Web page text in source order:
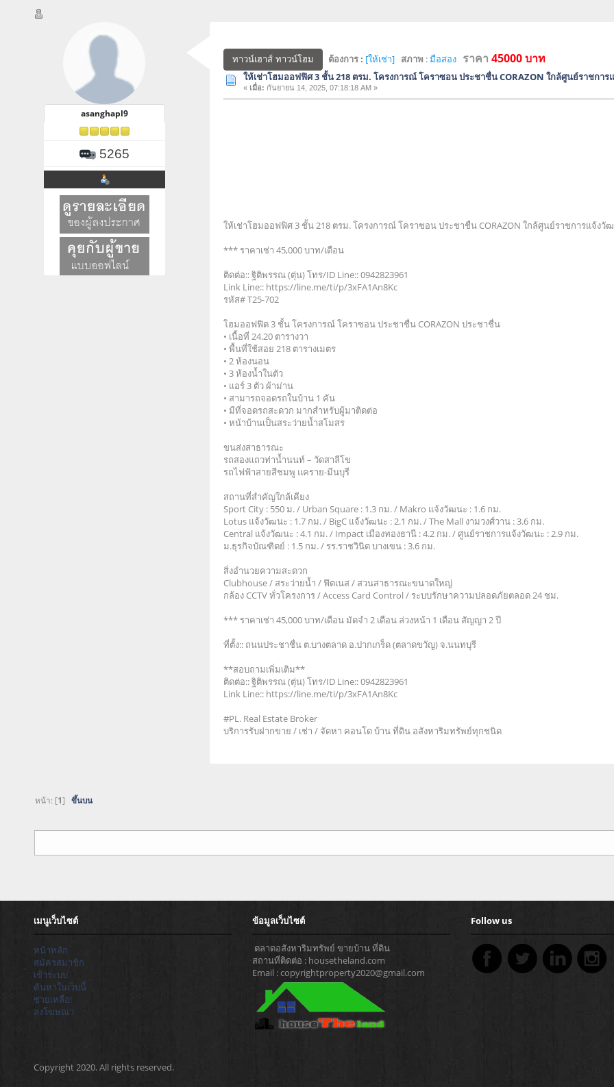
asanghapl9
5265
ทาวน์เฮาส์ ทาวน์โฮม ต้องการ : [ให้เช่า] สภาพ :มือสอง ราคา45000 บาท
ให้เช่าโฮมออฟฟิศ 3 ชั้น 218 ตรม. โครงการณ์ โคราซอน ประชาชื่น CORAZON ใกล้ศูนย์ราชกา
« เมื่อ: กันยายน 14, 2025, 07:18:18 AM »
ให้เช่าโฮมออฟฟิศ 3 ชั้น 218 ตรม. โครงการณ์ โคราซอน ประชาชื่น CORAZON ใกล้ศูนย์ราชการแจ้งวั
*** ราคาเช่า 45,000 บาท/เดือน
ติดต่อ:: ฐิติพรรณ (ตุ่น) โทร/ID Line:: 0942823961
Link Line:: https://line.me/ti/p/3xFA1An8Kc
รหัส# T25-702
โฮมออฟฟิต 3 ชั้น โครงการณ์ โคราซอน ประชาชื่น CORAZON ประชาชื่น
• เนื้อที่ 24.20 ตารางวา
• พื้นที่ใช้สอย 218 ตารางเมตร
• 2 ห้องนอน
• 3 ห้องน้ำในตัว
• แอร์ 3 ตัว ผ้าม่าน
• สามารถจอดรถในบ้าน 1 คัน
• มีที่จอดรถสะดวก มากสำหรับผู้มาติดต่อ
• หน้าบ้านเป็นสระว่ายน้ำสโมสร
ขนส่งสาธารณะ
รถสองแถวท่าน้ำนนท์ – วัดสาลีโข
รถไฟฟ้าสายสีชมพู แคราย-มีนบุรี
สถานที่สำคัญใกล้เคียง
Sport City : 550 ม. / Urban Square : 1.3 กม. / Makro แจ้งวัฒนะ : 1.6 กม.
Lotus แจ้งวัฒนะ : 1.7 กม. / BigC แจ้งวัฒนะ : 2.1 กม. / The Mall งามวงศ์วาน : 3.6 กม.
Central แจ้งวัฒนะ : 4.1 กม. / Impact เมืองทองธานี : 4.2 กม. / ศูนย์ราชการแจ้งวัฒนะ : 2.9 กม.
ม.ธุรกิจบัณฑิตย์ : 1.5 กม. / รร.ราชวินิต บางเขน : 3.6 กม.
สิ่งอำนวยความสะดวก
Clubhouse / สระว่ายน้ำ / ฟิตเนส / สวนสาธารณะขนาดใหญ่
กล้อง CCTV ทั่วโครงการ / Access Card Control / ระบบรักษาความปลอดภัยตลอด 24 ชม.
*** ราคาเช่า 45,000 บาท/เดือน มัดจำ 2 เดือน ล่วงหน้า 1 เดือน สัญญา 2 ปี
ที่ตั้ง:: ถนนประชาชื่น ต.บางตลาด อ.ปากเกร็ด (ตลาดขวัญ) จ.นนทบุรี
**สอบถามเพิ่มเติม**
ติดต่อ:: ฐิติพรรณ (ตุ่น) โทร/ID Line:: 0942823961
Link Line:: https://line.me/ti/p/3xFA1An8Kc
#PL. Real Estate Broker
บริการรับฝากขาย / เช่า / จัดหา คอนโด บ้าน ที่ดิน อสังหาริมทรัพย์ทุกชนิด
หน้า: [1] ขึ้นบน
เมนูเว็บไซต์
หน้าหลัก
สมัครสมาชิก
เข้าระบบ
ค้นหาในเว็บนี้
ช่วยเหลือ!
ลงโฆษณา
ข้อมูลเว็บไซต์
ตลาดอสังหาริมทรัพย์ ขายบ้าน ที่ดิน
สถานที่ติดต่อ : housetheland.com
Email : copyrightproperty2020@gmail.com
Follow us
Copyright 2020. All rights reserved.